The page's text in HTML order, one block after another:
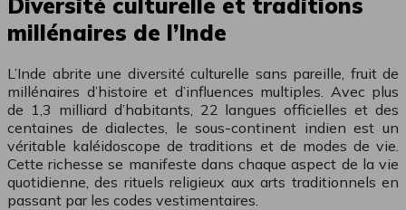
millénaires de l’Inde
L’Inde abrite une diversité culturelle sans pareille, fruit de
millénaires d’histoire et d’influences multiples. Avec plus
de 1,3 milliard d’habitants, 22 langues officielles et des
centaines de dialectes, le sous-continent indien est un
véritable kaléidoscope de traditions et de modes de vie.
Cette richesse se manifeste dans chaque aspect de la vie
quotidienne, des rituels religieux aux arts traditionnels en
passant par les codes vestimentaires.